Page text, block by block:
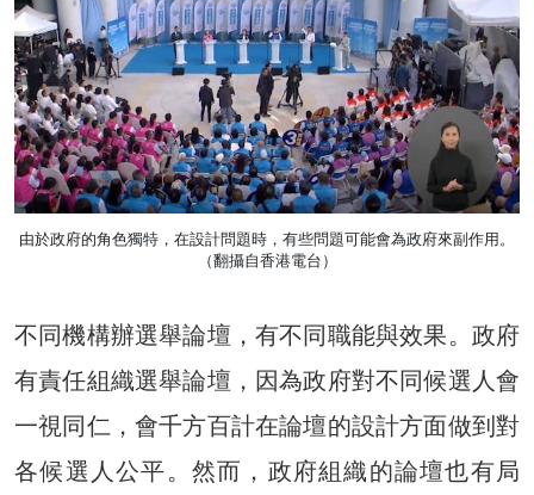
由於政府的角色獨特，在設計問題時，有些問題可能會為政府來副作用。
（翻攝自香港電台）
不同機構辦選舉論壇，有不同職能與效果。政府
有責任組織選舉論壇，因為政府對不同候選人會
一視同仁，會千方百計在論壇的設計方面做到對
各候選人公平。然而，政府組織的論壇也有局